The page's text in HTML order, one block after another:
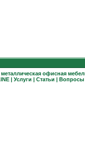
металлическая офисная
| Услуги | Статьи | Вопросы